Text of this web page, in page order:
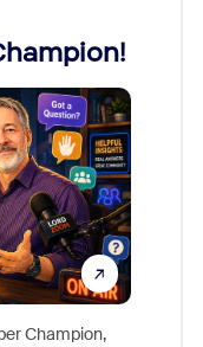
Champion,